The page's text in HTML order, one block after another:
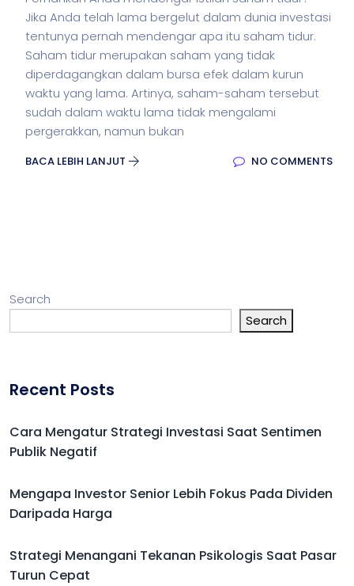
Jika Anda telah lama bergelut dalam dunia investasi
tentunya pernah mendengar apa itu saham tidur.
Saham tidur merupakan saham yang tidak
diperdagangkan dalam bursa efek dalam kurun
waktu yang lama. Artinya, saham-saham tersebut
sudah dalam waktu lama tidak mengalami
pergerakkan, namun bukan
BACA LEBIH LANJUT NO COMMENTS
Search
Search
Recent Posts
Cara Mengatur Strategi Investasi Saat Sentimen
Publik Negatif
Mengapa Investor Senior Lebih Fokus Pada Dividen
Daripada Harga
Strategi Menangani Tekanan Psikologis Saat Pasar
Turun Cepat